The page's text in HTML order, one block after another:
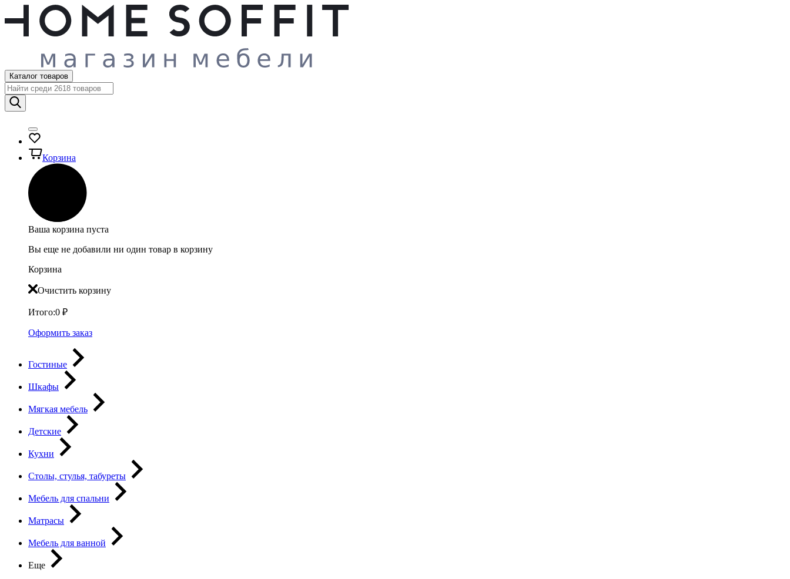
Каталог товаров
Корзина
Ваша корзина пуста
Вы еще не добавили ни один товар в корзину
Корзина
Очистить корзину
Итого:0 ₽
Оформить заказ
Гостиные
Шкафы
Мягкая мебель
Детские
Кухни
Столы, стулья, табуреты
Мебель для спальни
Матрасы
Мебель для ванной
Еще